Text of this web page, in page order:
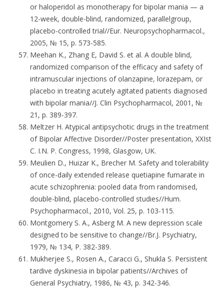
or haloperidol as monotherapy for bipolar mania — a
12-week, double-blind, randomized, parallelgroup,
placebo-controlled trial//Eur. Neuropsychopharmacol.,
2005, № 15, p. 573-585.
Meehan K., Zhang E, David S. et al. A double blind,
randomized comparison of the efficacy and safety of
intramuscular injections of olanzapine, lorazepam, or
placebo in treating acutely agitated patients diagnosed
with bipolar mania//J. Clin Psychopharmacol, 2001, №
21, p. 389-397.
Meltzer H. Atypical antipsychotic drugs in the treatment
of Bipolar Affective Disorder//Poster presentation, XXIst
C. I.N. P. Congress, 1998, Glasgow, UK.
Meulien D., Huizar K., Brecher M. Safety and tolerability
of once-daily extended release quetiapine fumarate in
acute schizophrenia: pooled data from randomised,
double-blind, placebo-controlled studies//Hum.
Psychopharmacol., 2010, Vol. 25, p. 103-115.
Montgomery S. A., Asberg M. A new depression scale
designed to be sensitive to change//Br.J. Psychiatry,
1979, № 134, P. 382-389.
Mukherjee S., Rosen A., Caracci G., Shukla S. Persistent
tardive dyskinesia in bipolar patients//Archives of
General Psychiatry, 1986, № 43, p. 342-346.